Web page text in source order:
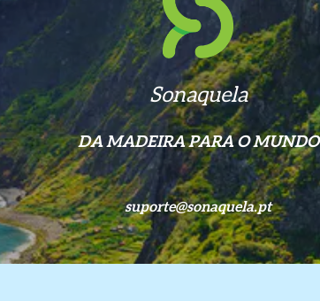
Sonaquela
DA MADEIRA PARA O MUNDO
suporte@sonaquela.pt